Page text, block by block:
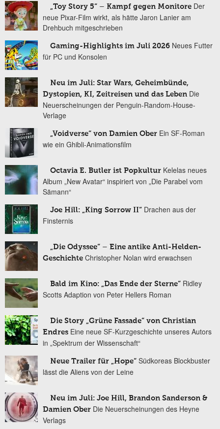
„Toy Story 5“ – Kampf gegen Monitore Der
neue Pixar-Film wirkt, als hätte Jaron Lanier am
Drehbuch mitgeschrieben
Gaming-Highlights im Juli 2026 Neues Futter
für PC und Konsolen
Neu im Juli: Star Wars, Geheimbünde,
Dystopien, KI, Zeitreisen und das Leben Die
Neuerscheinungen der Penguin-Random-House-
Verlage
„Voidverse“ von Damien Ober Ein SF-Roman
wie ein Ghibli-Animationsfilm
Octavia E. Butler ist Popkultur Kelelas neues
Album „New Avatar“ inspiriert von „Die Parabel vom
Sämann“
Joe Hill: „King Sorrow II“ Drachen aus der
Finsternis
„Die Odyssee“ – Eine antike Anti-Helden-
Geschichte Christopher Nolan wird erwachsen
Bald im Kino: „Das Ende der Sterne“ Ridley
Scotts Adaption von Peter Hellers Roman
Die Story „Grüne Fassade“ von Christian
Endres Eine neue SF-Kurzgeschichte unseres Autors
in „Spektrum der Wissenschaft“
Neue Trailer für „Hope“ Südkoreas Blockbuster
lässt die Aliens von der Leine
Neu im Juli: Joe Hill, Brandon Sanderson &
Damien Ober Die Neuerscheinungen des Heyne
Verlags